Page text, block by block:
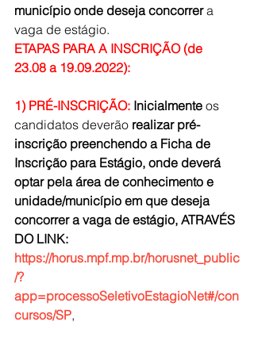
município onde deseja concorrer a
vaga de estágio.
ETAPAS PARA A INSCRIÇÃO (de
23.08 a 19.09.2022):
1) PRÉ-INSCRIÇÃO: Inicialmente os
candidatos deverão realizar pré-
inscrição preenchendo a Ficha de
Inscrição para Estágio, onde deverá
optar pela área de conhecimento e
unidade/município em que deseja
concorrer a vaga de estágio, ATRAVÉS
DO LINK:
https://horus.mpf.mp.br/horusnet_public
/?
app=processoSeletivoEstagioNet#/con
cursos/SP,